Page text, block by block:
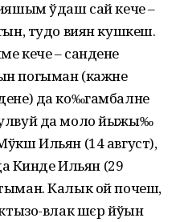
ўдаш сай кече –
тудо виян кушкеш.
кече – сандене
погыман (кажне
да ко‰гамбалне
да моло йыжы‰
Ильян (14 август),
Кинде Ильян (29
Калык ой почеш,
влак шєр йўын